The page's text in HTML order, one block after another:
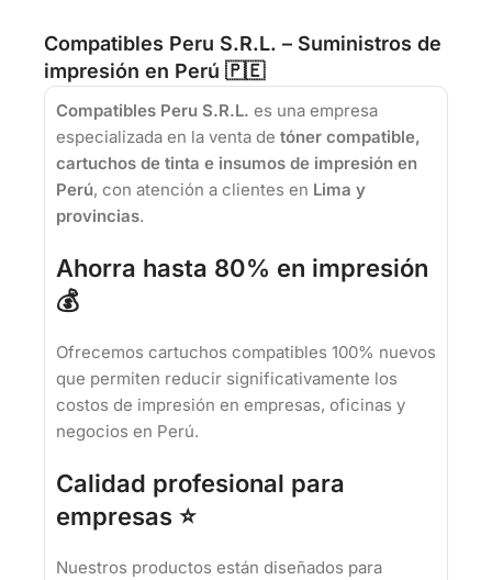
Compatibles Peru S.R.L. – Suministros de
impresión en Perú 🇵🇪
Compatibles Peru S.R.L. es una empresa
especializada en la venta de tóner compatible,
cartuchos de tinta e insumos de impresión en
Perú, con atención a clientes en Lima y
provincias.
Ahorra hasta 80% en impresión
💰
Ofrecemos cartuchos compatibles 100% nuevos
que permiten reducir significativamente los
costos de impresión en empresas, oficinas y
negocios en Perú.
Calidad profesional para
empresas ⭐
Nuestros productos están diseñados para